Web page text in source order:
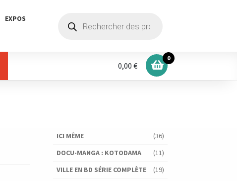
EXPOS
produits
0,00 €
0
ICI MÊME
(36)
DOCU-MANGA : KOTODAMA
(11)
VILLE EN BD SÉRIE COMPLÈTE
(19)